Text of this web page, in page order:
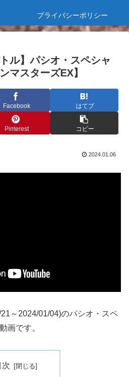
プライバシーポリシー
ル】パシオ・スペシャ
マスターズEX】
Facebook はてブ
Pinterest コピー
2024.01.06
～2024/01/04)のパシオ・スペ
画です。
次